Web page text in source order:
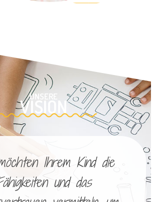
UNSERE
VISION
Ihrem Kind die
und das